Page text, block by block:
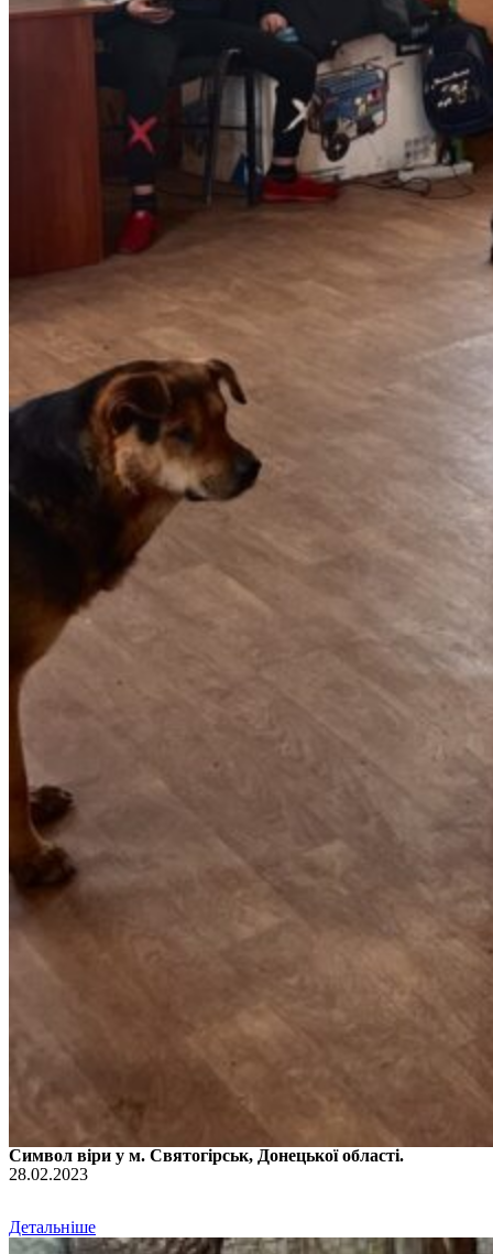
Символ віри у м. Святогірськ, Донецької області.
28.02.2023
Детальніше